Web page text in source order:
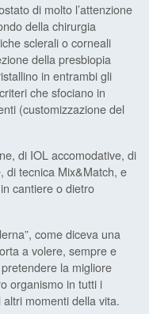
di molto l’attenzione
della chirurgia
sclerali o corneali
della presbiopia
in entrambi gli
che sfociano in
(customizzazione del
di IOL accomodative, di
di tecnica Mix&Match, e
cantiere o dietro
come diceva una
a volere, sempre e
la migliore
organismo in tutti i
momenti della vita.